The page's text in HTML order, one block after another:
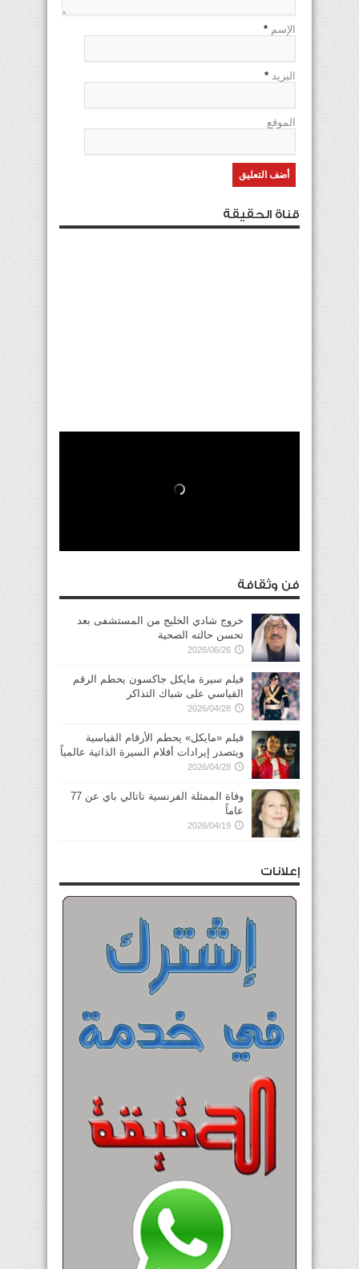
الإسم *
البريد *
الموقع
قناة الحقيقة
فن وثقافة
خروج شادي الخليج من المستشفى بعد
تحسن حالته الصحية
2026/06/26
فيلم سيرة مايكل جاكسون يحطم الرقم
القياسي على شباك التذاكر
2026/04/28
فيلم «مايكل» يحطم الأرقام القياسية
ويتصدر إيرادات أفلام السيرة الذاتية عالمياً
2026/04/28
وفاة الممثلة الفرنسية ناتالي باي عن 77
عاماً
2026/04/19
إعلانات